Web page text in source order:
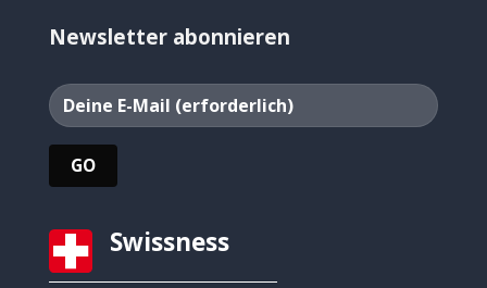
Newsletter abonnieren
Swissness